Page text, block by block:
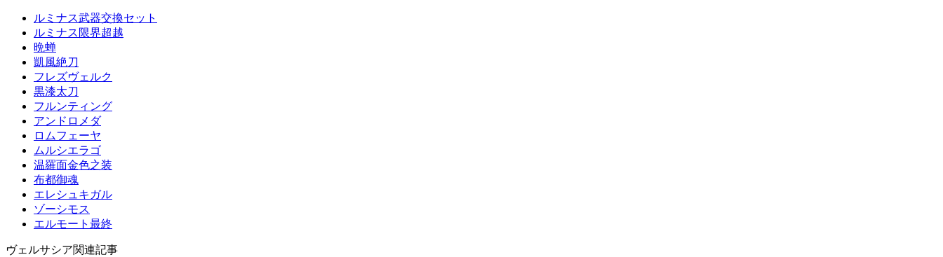
ルミナス武器交換セット
ルミナス限界超越
晩蝉
凱風絶刀
フレズヴェルク
黒漆太刀
フルンティング
アンドロメダ
ロムフェーヤ
ムルシエラゴ
温羅面金色之装
布都御魂
エレシュキガル
ゾーシモス
エルモート最終
ヴェルサシア関連記事